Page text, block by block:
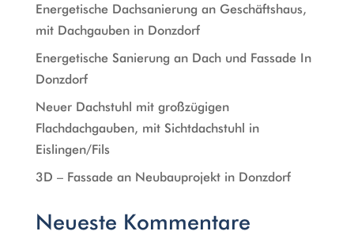
Energetische Dachsanierung an Geschäftshaus,
mit Dachgauben in Donzdorf
Energetische Sanierung an Dach und Fassade In
Donzdorf
Neuer Dachstuhl mit großzügigen
Flachdachgauben, mit Sichtdachstuhl in
Eislingen/Fils
3D – Fassade an Neubauprojekt in Donzdorf
Neueste Kommentare